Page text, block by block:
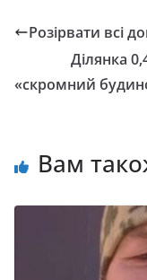
Розірвати всі
Ділянка
«скромний
Вам